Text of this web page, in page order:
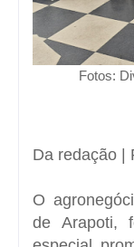
Fotos:
Da redação |
O
de Arapoti,